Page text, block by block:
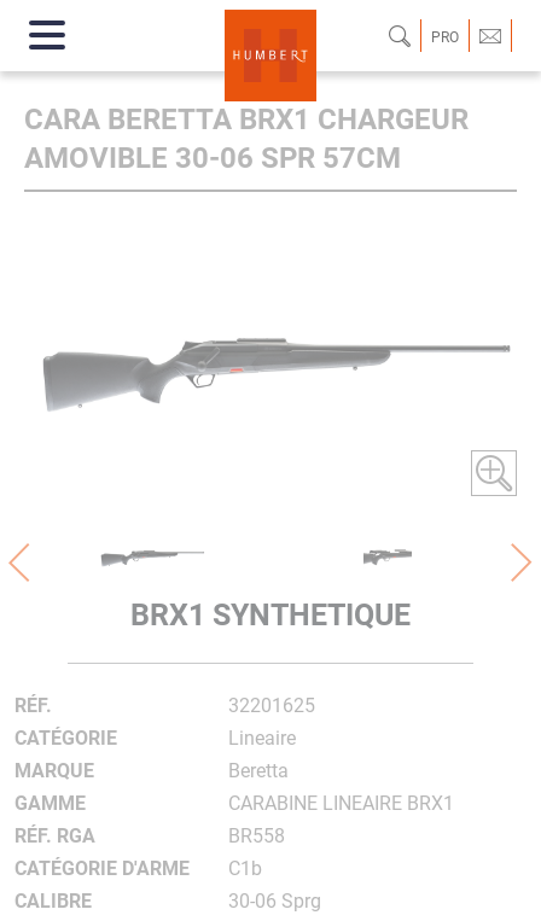
PRO
CARA BERETTA BRX1 CHARGEUR
AMOVIBLE 30-06 SPR 57CM
BRX1 SYNTHETIQUE
RÉF.
32201625
CATÉGORIE
Lineaire
MARQUE
Beretta
GAMME
CARABINE LINEAIRE BRX1
RÉF. RGA
BR558
CATÉGORIE D'ARME
C1b
CALIBRE
30-06 Sprg